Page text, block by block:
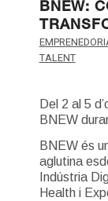
BNEW:
TALENT
Del 2 al 5
BNEW
BNEW és
aglutina
Indústria
Health i